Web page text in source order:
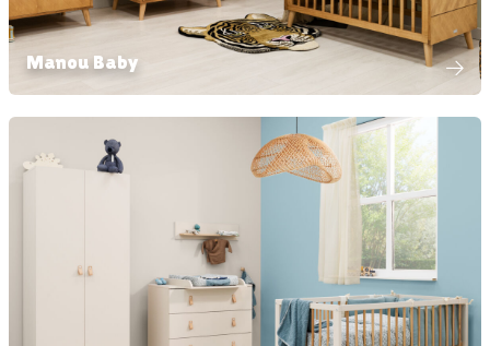
Manou Baby